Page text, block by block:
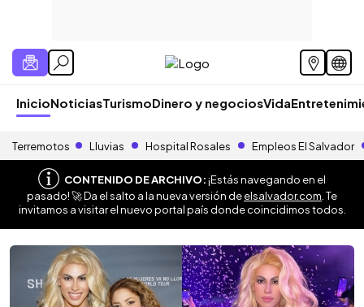
InicioNoticiasTurismoDinero y negociosVida
Terremotos Lluvias Hospital Rosales Empleos El Salvador
CONTENIDO DE ARCHIVO:¡Estás navegando en el
pasado! 🚀 Da el salto a la nueva versión deelsalvador.com . Te
invitamos a visitar el nuevo portal país donde coincidimos todos.